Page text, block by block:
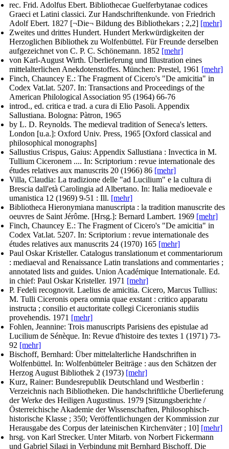
rec. Frid. Adolfus Ebert. Bibliothecae Guelferbytanae codices
Graeci et Latini classici. Zur Handschriftenkunde. von Friedrich
Adolf Ebert. 1827 [¬Die¬ Bildung des Bibliothekars ; 2,2] [mehr]
Zweites und drittes Hundert. Hundert Merkwürdigkeiten der
Herzoglichen Bibliothek zu Wolfenbüttel. Für Freunde derselben
aufgezeichnet von C. P. C. Schönemann. 1852 [mehr]
von Karl-August Wirth. Überlieferung und Illustration eines
mittelalterlichen Anekdotenstoffes. München: Prestel, 1961 [mehr]
Finch, Chauncey E.: The Fragment of Cicero's "De amicitia" in
Codex Vat.lat. 5207. In: Transactions and Proceedings of the
American Philological Association 95 (1964) 66-76
introd., ed. critica e trad. a cura di Elio Pasoli. Appendix
Sallustiana. Bologna: Pàtron, 1965
by L. D. Reynolds. The medieval tradition of Seneca's letters.
London [u.a.]: Oxford Univ. Press, 1965 [Oxford classical and
philosophical monographs]
Sallustius Crispus, Gaius: Appendix Sallustiana : Invectica in M.
Tullium Ciceronem .... In: Scriptorium : revue internationale des
études relatives aux manuscrits 20 (1966) 86 [mehr]
Villa, Claudia: La tradizione delle "ad Lucilium" e la cultura di
Brescia dall'età Carolingia ad Albertano. In: Italia medioevale e
umanistica 12 (1969) 9-51 : Ill. [mehr]
Bibliotheca Hieronymiana manuscripta : la tradition manuscrite des
oeuvres de Saint Jérôme. [Hrsg.]: Bernard Lambert. 1969 [mehr]
Finch, Chauncey E.: The Fragment of Cicero's "De amicitia" in
Codex Vat.lat. 5207. In: Scriptorium : revue internationale des
études relatives aux manuscrits 24 (1970) 165 [mehr]
Paul Oskar Kristeller. Catalogus translationum et commentariorum
: mediaeval and Renaissance Latin translations and commentaries ;
annotated lists and guides. Union Académique Internationale. Ed.
in chief: Paul Oskar Kristeller. 1971 [mehr]
P. Fedeli recognovit. Laelius de amicitia. Cicero, Marcus Tullius:
M. Tulli Ciceronis opera omnia quae exstant : critico apparatu
instructa ; consilio et auctoritate collegi Ciceronianis studiis
provehendis. 1971 [mehr]
Fohlen, Jeannine: Trois manuscripts Parisiens des epistulae ad
Lucilium de Sénèque. In: Revue d'histoire des textes 1 (1971) 73-
92 [mehr]
Bischoff, Bernhard: Über mittelalterliche Handschriften in
Wolfenbüttel. In: Wolfenbütteler Beiträge : aus den Schätzen der
Herzog August Bibliothek 2 (1973) [mehr]
Kurz, Rainer: Bundesrepublik Deutschland und Westberlin :
Verzeichnis nach Bibliotheken. Die handschriftliche Überlieferung
der Werke des Heiligen Augustinus. 1979 [Sitzungsberichte /
Österreichische Akademie der Wissenschaften, Philosophisch-
historische Klasse ; 350; Veröffentlichungen der Kommission zur
Herausgabe des Corpus der lateinischen Kirchenväter ; 10] [mehr]
hrsg. von Karl Strecker. Unter Mitarb. von Norbert Fickermann
und Gabriel Silagi in Verbindung mit Bernhard Bischoff. Die